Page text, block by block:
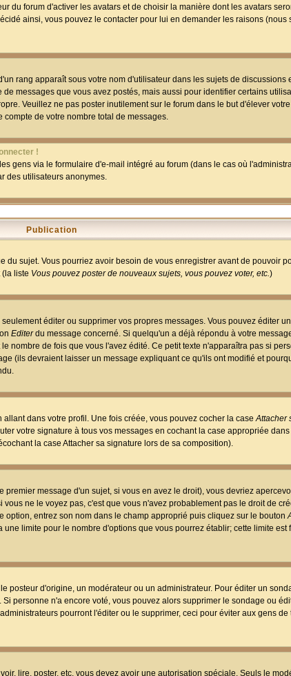
du forum d'activer les avatars et de choisir la manière dont les avatars
ainsi, vous pouvez le contacter pour lui en demander les raisons (nous
rang apparaît sous votre nom d'utilisateur dans les sujets de discussions
messages que vous avez postés, mais aussi pour identifier certains
Veuillez ne pas poster inutilement sur le forum dans le but d'élever
de votre nombre total de messages.
!
gens via le formulaire d'e-mail intégré au forum (dans le cas où
des utilisateurs anonymes.
Publication
sujet. Vous pourriez avoir besoin de vous enregistrer avant de pouvoir
liste Vous pouvez poster de nouveaux sujets, vous pouvez voter, etc.)
éditer ou supprimer vos propres messages. Vous pouvez éditer
Editerdu message concerné. Si quelqu'un a déjà répondu à votre
nombre de fois que vous l'avez édité. Ce petit texte n'apparaîtra pas si
(ils devraient laisser un message expliquant ce qu'ils ont modifié et
dans votre profil. Une fois créée, vous pouvez cocher la caseAttacher
votre signature à tous vos messages en cochant la case appropriée
la case Attacher sa signature lors de sa composition).
message d'un sujet, si vous en avez le droit), vous devriez
vous ne le voyez pas, c'est que vous n'avez probablement pas le droit de
entrez son nom dans le champ approprié puis cliquez sur le bouton
limite pour le nombre d'options que vous pourrez établir; cette limite est
posteur d'origine, un modérateur ou un administrateur. Pour éditer un
personne n'a encore voté, vous pouvez alors supprimer le sondage ou
pourront l'éditer ou le supprimer, ceci pour éviter aux gens
lire, poster, etc. vous devez avoir une autorisation spéciale. Seuls le